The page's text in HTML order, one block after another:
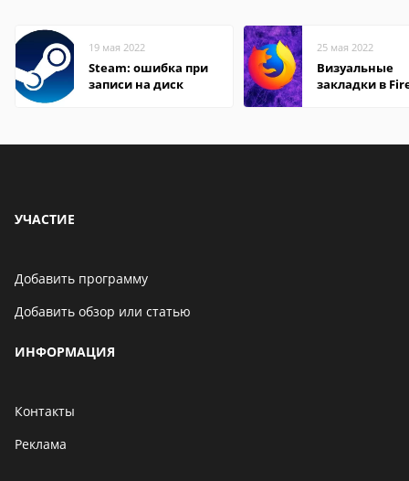
19 мая 2022
Steam: ошибка при
записи на диск
25 мая 2022
Визуальные
закладки в
УЧАСТИЕ
Добавить программу
Добавить обзор или статью
ИНФОРМАЦИЯ
Контакты
Реклама